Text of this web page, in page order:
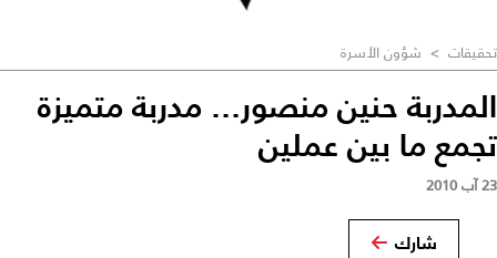
تحقيقات > شؤون الأسرة
المدربة حنين منصور... مدربة متميزة
تجمع ما بين عملين
23 آب 2010
شارك